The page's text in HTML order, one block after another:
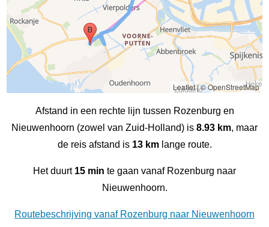
Leaflet|© OpenStreetMap
Afstand in een rechte lijn tussen Rozenburg en
Nieuwenhoorn (zowel van Zuid-Holland) is 8.93 km, maar
de reis afstand is 13 kmlange route.
Het duurt 15 min te gaan vanaf Rozenburg naar
Nieuwenhoorn.
Routebeschrijving vanaf Rozenburg naar Nieuwenhoorn